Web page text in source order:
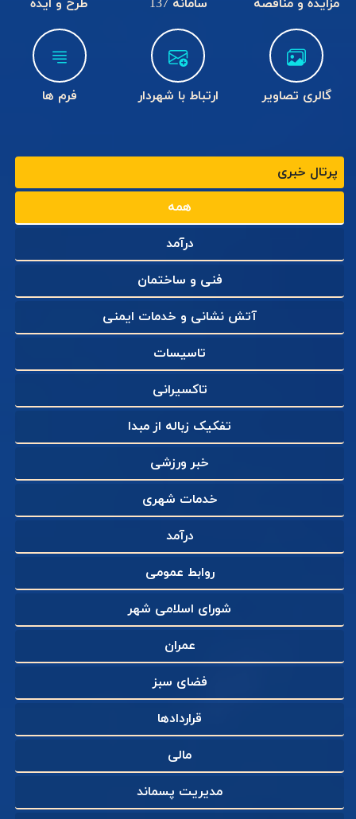
پیام شهردار و اعضای شورای اسلامی
شهر کلاچای به مناسبت شهادت
دکتر علی لاریجانی دبیر شورای عالی
امنیت ملی کشور
Next
مزایده و مناقصه سامانه 137 طرح و ایده
گالری تصاویر ارتباط با شهردار فرم ها
پرتال خبری
همه
درآمد
فنی و ساختمان
آتش نشانی و خدمات ایمنی
تاسیسات
تاکسیرانی
تفکیک زباله از مبدا
خبر ورزشی
خدمات شهری
درآمد
روابط عمومی
شورای اسلامی شهر
عمران
فضای سبز
قراردادها
مالی
مدیریت پسماند